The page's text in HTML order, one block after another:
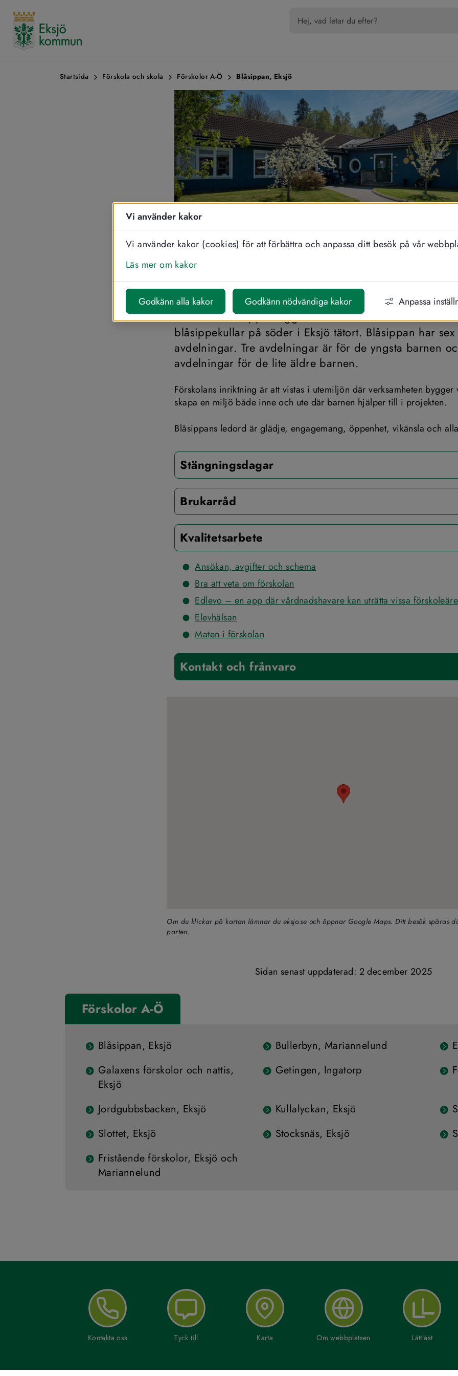
Vi använder kakor
Vi använder kakor (cookies) för att förbättra och anpassa ditt besök på vår
Läs mer om kakor
Godkänn alla kakor Godkänn nödvändiga kakor Anpassa
Startsida Förskola och skola Förskolor A-Ö Blåsippan, Eksjö
SKRIV UT DELA LYSSNA
Förskolan Blåsippan
Förskolan Blåsippan ligger i ett naturskönt område
blåsippekullar på söder i Eksjö tätort. Blåsippan har sex
avdelningar. Tre avdelningar är för de yngsta barnen
avdelningar för de lite äldre barnen.
Förskolans inriktning är att vistas i utemiljön där verksamheten bygger
skapa en miljö både inne och ute där barnen hjälper till i projekten.
Blåsippans ledord är glädje, engagemang, öppenhet, vikänsla och
Stängningsdagar
Brukarråd
Kvalitetsarbete
Ansökan, avgifter och schema
Bra att veta om förskolan
Edlevo – en app där vårdnadshavare kan uträtta vissa
Elevhälsan
Maten i förskolan
Kontakt och frånvaro
Om du klickar på kartan lämnar du eksjo.se och öppnar Google Maps. Ditt besök spåras
parten.
Sidan senast uppdaterad: 2 december 2025
Förskolor A-Ö
Blåsippan, Eksjö Bullerbyn, Mariannelund
Galaxens förskolor och nattis,
Eksjö
Getingen, Ingatorp
Jordgubbsbacken, Eksjö Kullalyckan, Eksjö
Slottet, Eksjö
Stocksnäs, Eksjö
Fristående förskolor, Eksjö och
Mariannelund
Kontakta oss Tyck till Karta Om webbplatsen Lättläst